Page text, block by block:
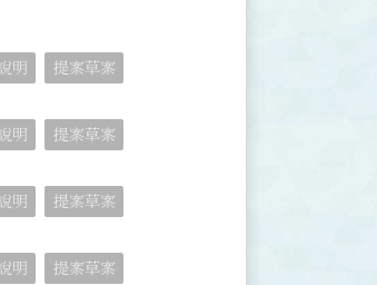
明 提案草案
明 提案草案
明 提案草案
明 提案草案